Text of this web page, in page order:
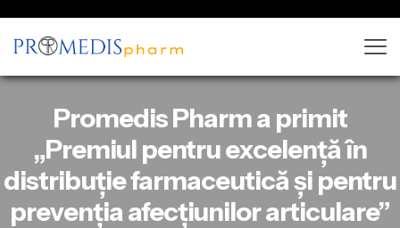
Promedis Pharm a primit
„Premiul pentru excelență în
distribuție farmaceutică și pentru
prevenția afecțiunilor articulare”